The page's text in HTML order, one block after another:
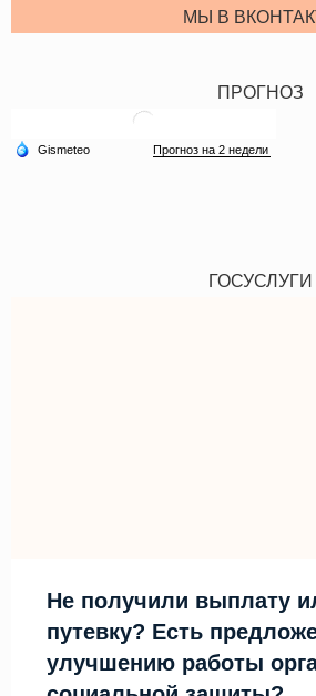
МЫ В
ПРОГНОЗ
ГОСУСЛУГИ
Не получили выплату
путевку? Есть
улучшению работы